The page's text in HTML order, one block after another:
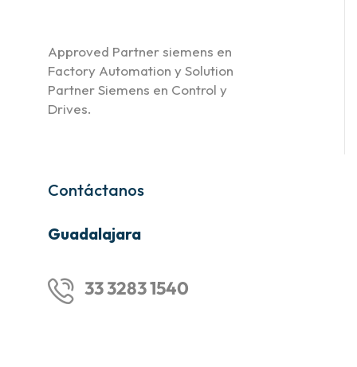
Approved Partner siemens en
Factory Automation y Solution
Partner Siemens en Control y
Drives.
Contáctanos
Guadalajara
33 3283 1540